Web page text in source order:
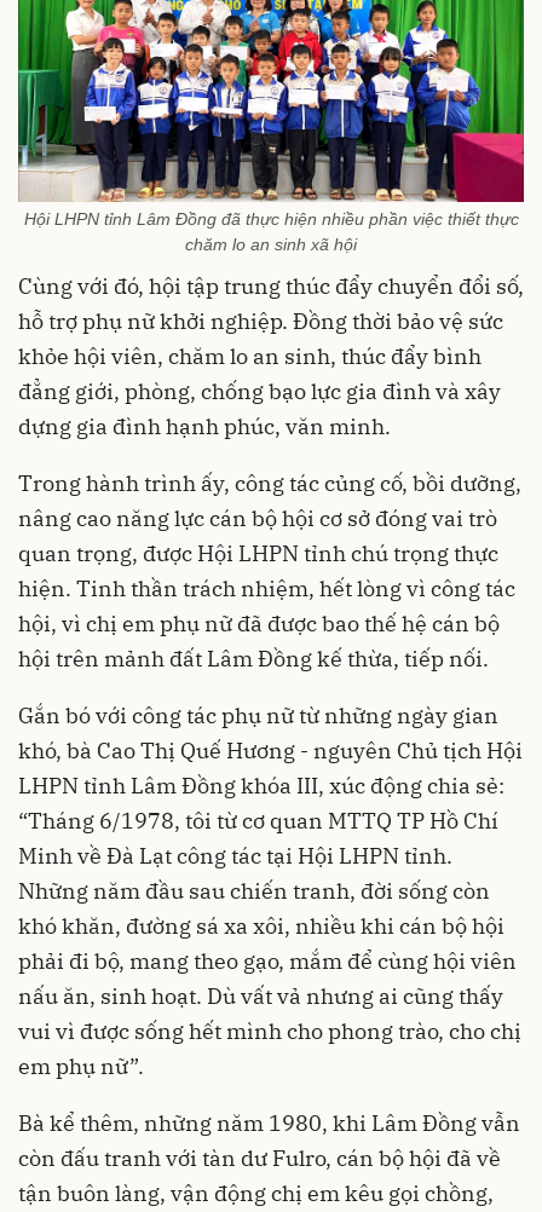
Hội LHPN tỉnh Lâm Đồng đã thực hiện nhiều phần việc thiết thực
chăm lo an sinh xã hội
Cùng với đó, hội tập trung thúc đẩy chuyển đổi số,
hỗ trợ phụ nữ khởi nghiệp. Đồng thời bảo vệ sức
khỏe hội viên, chăm lo an sinh, thúc đẩy bình
đẳng giới, phòng, chống bạo lực gia đình và xây
dựng gia đình hạnh phúc, văn minh.
Trong hành trình ấy, công tác củng cố, bồi dưỡng,
nâng cao năng lực cán bộ hội cơ sở đóng vai trò
quan trọng, được Hội LHPN tỉnh chú trọng thực
hiện. Tinh thần trách nhiệm, hết lòng vì công tác
hội, vì chị em phụ nữ đã được bao thế hệ cán bộ
hội trên mảnh đất Lâm Đồng kế thừa, tiếp nối.
Gắn bó với công tác phụ nữ từ những ngày gian
khó, bà Cao Thị Quế Hương - nguyên Chủ tịch Hội
LHPN tỉnh Lâm Đồng khóa III, xúc động chia sẻ:
“Tháng 6/1978, tôi từ cơ quan MTTQ TP Hồ Chí
Minh về Đà Lạt công tác tại Hội LHPN tỉnh.
Những năm đầu sau chiến tranh, đời sống còn
khó khăn, đường sá xa xôi, nhiều khi cán bộ hội
phải đi bộ, mang theo gạo, mắm để cùng hội viên
nấu ăn, sinh hoạt. Dù vất vả nhưng ai cũng thấy
vui vì được sống hết mình cho phong trào, cho chị
em phụ nữ”.
Bà kể thêm, những năm 1980, khi Lâm Đồng vẫn
còn đấu tranh với tàn dư Fulro, cán bộ hội đã về
tận buôn làng, vận động chị em kêu gọi chồng,